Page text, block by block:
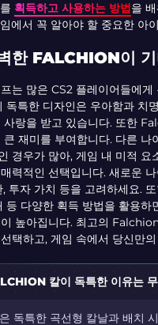
획득하고 사용하는 방법 을
에서 꼭 알아야 할 중요한 아
한 FALCHION이
는 많은 CS2 플레이어들에게
독특한 디자인은 우아함과 치
사랑을 받고 있습니다. 또한
재미를 부여합니다. 다른 나
경우가 많아, 게임 내 미적 요
력적인 선택입니다. 새로운
투자 가치 등을 고려하세요.
등 다양한 획득 방법을 활용하
높아집니다. 최고의
택하고, 게임 속에서 당신만
칼이 독특한 이유는
독특한 곡선형 칼날과 배치